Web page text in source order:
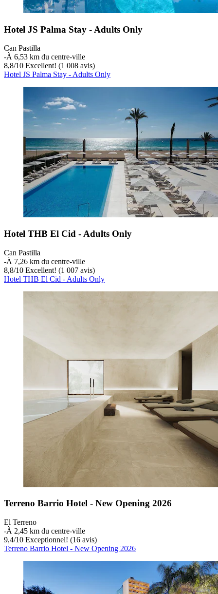
Hotel JS Palma Stay - Adults Only
Can Pastilla
‐À 6,53 km du centre-ville
8,8/10 Excellent! (1 008 avis)
Hotel JS Palma Stay - Adults Only
Hotel THB El Cid - Adults Only
Can Pastilla
‐À 7,26 km du centre-ville
8,8/10 Excellent! (1 007 avis)
Hotel THB El Cid - Adults Only
Terreno Barrio Hotel - New Opening 2026
El Terreno
‐À 2,45 km du centre-ville
9,4/10 Exceptionnel! (16 avis)
Terreno Barrio Hotel - New Opening 2026